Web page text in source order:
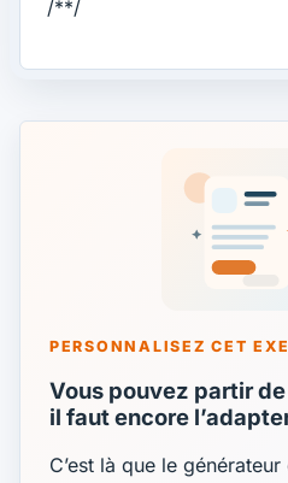
/**/
PERSONNALISEZ CET
Vous pouvez partir
il faut encore
C’est là que le